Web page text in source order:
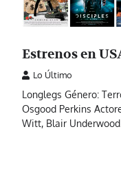
Estrenos en
Lo Último
Longlegs Género:
Osgood Perkins
Witt, Blair Underwood…